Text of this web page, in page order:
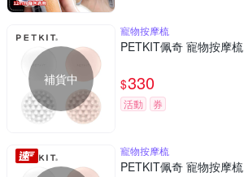
補貨中
寵物按摩梳
PETKIT佩奇 寵物按摩梳
$330
活動 券
寵物按摩梳
PETKIT佩奇 寵物按摩梳